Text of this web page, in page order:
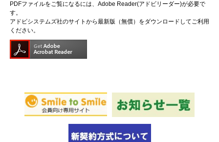
PDFファイルをご覧になるには、Adobe Reader(アドビリーダー)が必要で
す。
アドビシステムズ社のサイトから最新版（無償）をダウンロードしてご利用
ください。